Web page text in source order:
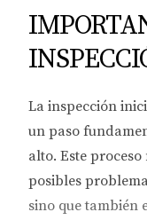
La inspección
un paso
alto. Este
posibles
sino que también